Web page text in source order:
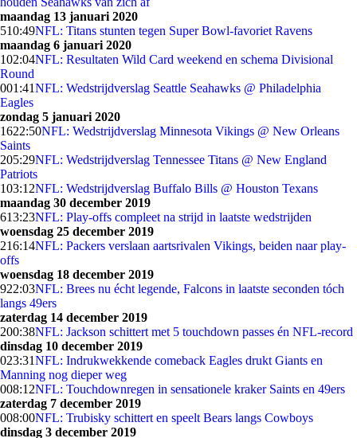
maandag 13 januari 2020
510:49NFL: Titans stunten tegen Super Bowl-favoriet Ravens
maandag 6 januari 2020
102:04NFL: Resultaten Wild Card weekend en schema Divisional
Round
001:41NFL: Wedstrijdverslag Seattle Seahawks @ Philadelphia
Eagles
zondag 5 januari 2020
1622:50NFL: Wedstrijdverslag Minnesota Vikings @ New Orleans
Saints
205:29NFL: Wedstrijdverslag Tennessee Titans @ New England
Patriots
103:12NFL: Wedstrijdverslag Buffalo Bills @ Houston Texans
maandag 30 december 2019
613:23NFL: Play-offs compleet na strijd in laatste wedstrijden
woensdag 25 december 2019
216:14NFL: Packers verslaan aartsrivalen Vikings, beiden naar play-
offs
woensdag 18 december 2019
922:03NFL: Brees nu écht legende, Falcons in laatste seconden tóch
langs 49ers
zaterdag 14 december 2019
200:38NFL: Jackson schittert met 5 touchdown passes én NFL-record
dinsdag 10 december 2019
023:31NFL: Indrukwekkende comeback Eagles drukt Giants en
Manning nog dieper weg
008:12NFL: Touchdownregen in sensationele kraker Saints en 49ers
zaterdag 7 december 2019
008:00NFL: Trubisky schittert en speelt Bears langs Cowboys
dinsdag 3 december 2019